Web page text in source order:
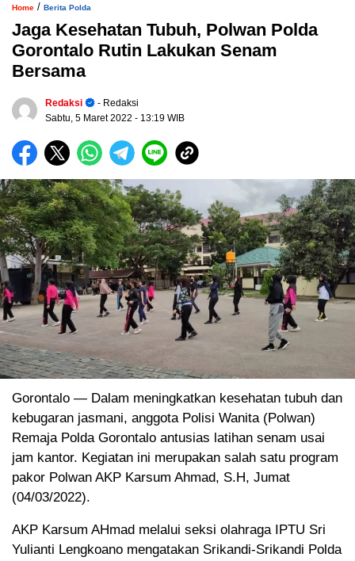
Home / Berita Polda
Jaga Kesehatan Tubuh, Polwan Polda
Gorontalo Rutin Lakukan Senam
Bersama
Redaksi
- Redaksi
Sabtu, 5 Maret 2022 - 13:19 WIB
Gorontalo — Dalam meningkatkan kesehatan tubuh dan
kebugaran jasmani, anggota Polisi Wanita (Polwan)
Remaja Polda Gorontalo antusias latihan senam usai
jam kantor. Kegiatan ini merupakan salah satu program
pakor Polwan AKP Karsum Ahmad, S.H, Jumat
(04/03/2022).
AKP Karsum AHmad melalui seksi olahraga IPTU Sri
Yulianti Lengkoano mengatakan Srikandi-Srikandi Polda